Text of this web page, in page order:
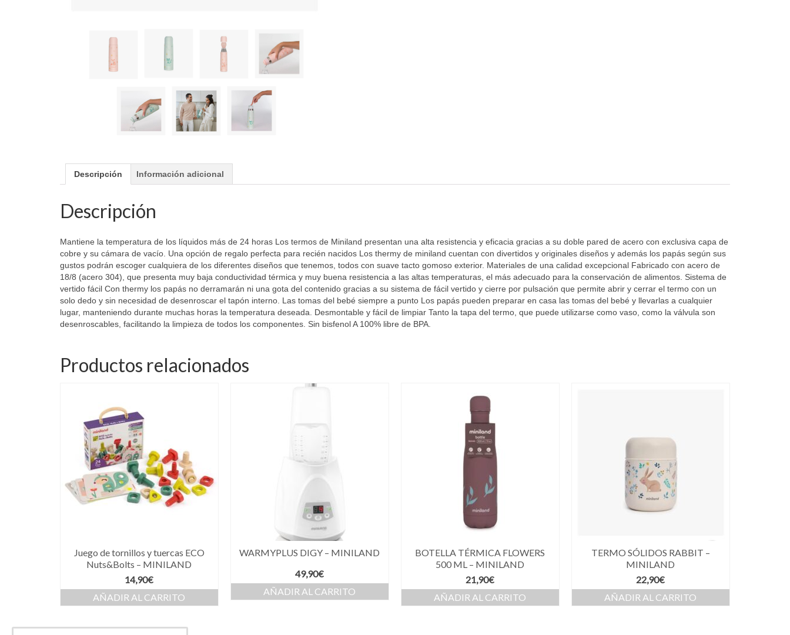
Descripción Información adicional
Descripción
Mantiene la temperatura de los líquidos más de 24 horas Los termos de Miniland presentan una alta resistencia y eficacia gracias a su doble pared de acero con exclusiva capa de
cobre y su cámara de vacío. Una opción de regalo perfecta para recién nacidos Los thermy de miniland cuentan con divertidos y originales diseños y además los papás según sus
gustos podrán escoger cualquiera de los diferentes diseños que tenemos, todos con suave tacto gomoso exterior. Materiales de una calidad excepcional Fabricado con acero de
18/8 (acero 304), que presenta muy baja conductividad térmica y muy buena resistencia a las altas temperaturas, el más adecuado para la conservación de alimentos. Sistema de
vertido fácil Con thermy los papás no derramarán ni una gota del contenido gracias a su sistema de fácil vertido y cierre por pulsación que permite abrir y cerrar el termo con un
solo dedo y sin necesidad de desenroscar el tapón interno. Las tomas del bebé siempre a punto Los papás pueden preparar en casa las tomas del bebé y llevarlas a cualquier
lugar, manteniendo durante muchas horas la temperatura deseada. Desmontable y fácil de limpiar Tanto la tapa del termo, que puede utilizarse como vaso, como la válvula son
desenroscables, facilitando la limpieza de todos los componentes. Sin bisfenol A 100% libre de BPA.
Productos relacionados
Juego de tornillos y tuercas ECO
Nuts&Bolts – MINILAND
14,90€
AÑADIR AL CARRITO
WARMYPLUS DIGY – MINILAND
49,90€
AÑADIR AL CARRITO
BOTELLA TÉRMICA FLOWERS
500 ML – MINILAND
21,90€
AÑADIR AL CARRITO
TERMO SÓLIDOS RABBIT –
MINILAND
22,90€
AÑADIR AL CARRITO